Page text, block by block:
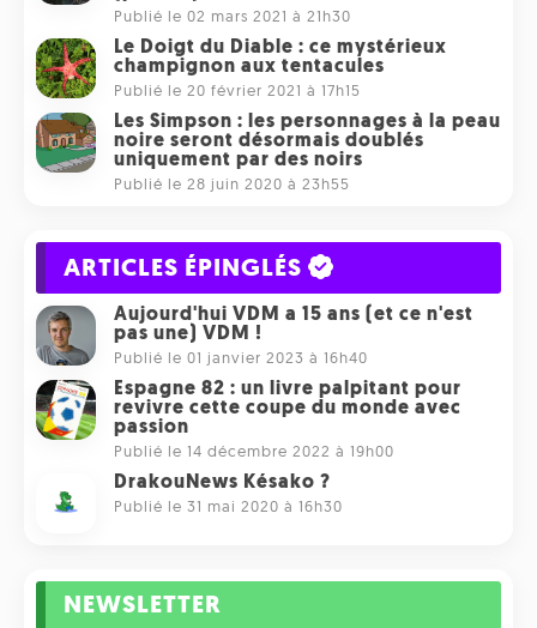
Publié le 02 mars 2021 à 21h30
Le Doigt du Diable : ce mystérieux
champignon aux tentacules
Publié le 20 février 2021 à 17h15
Les Simpson : les personnages à la peau
noire seront désormais doublés
uniquement par des noirs
Publié le 28 juin 2020 à 23h55
ARTICLES ÉPINGLÉS
Aujourd'hui VDM a 15 ans (et ce n'est
pas une) VDM !
Publié le 01 janvier 2023 à 16h40
Espagne 82 : un livre palpitant pour
revivre cette coupe du monde avec
passion
Publié le 14 décembre 2022 à 19h00
DrakouNews Késako ?
Publié le 31 mai 2020 à 16h30
NEWSLETTER